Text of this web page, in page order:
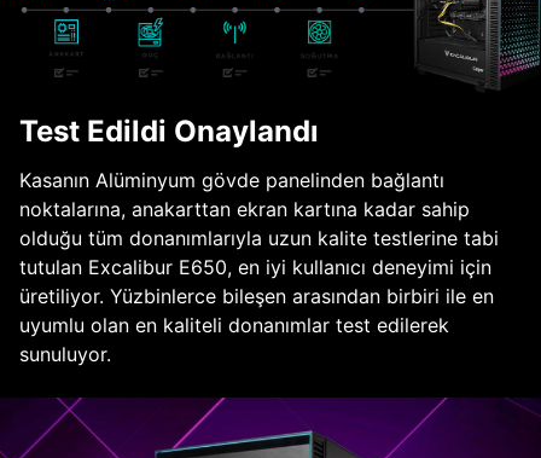
Test Edildi Onaylandı
Kasanın Alüminyum gövde panelinden bağlantı
noktalarına, anakarttan ekran kartına kadar sahip
olduğu tüm donanımlarıyla uzun kalite testlerine tabi
tutulan Excalibur E650, en iyi kullanıcı deneyimi için
üretiliyor. Yüzbinlerce bileşen arasından birbiri ile en
uyumlu olan en kaliteli donanımlar test edilerek
sunuluyor.